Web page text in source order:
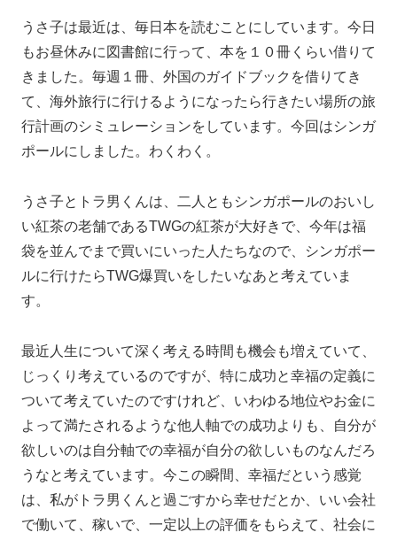
うさ子は最近は、毎日本を読むことにしています。今日
もお昼休みに図書館に行って、本を１０冊くらい借りて
きました。毎週１冊、外国のガイドブックを借りてき
て、海外旅行に行けるようになったら行きたい場所の旅
行計画のシミュレーションをしています。今回はシンガ
ポールにしました。わくわく。
うさ子とトラ男くんは、二人ともシンガポールのおいし
い紅茶の老舗であるTWGの紅茶が大好きで、今年は福
袋を並んでまで買いにいった人たちなので、シンガポー
ルに行けたらTWG爆買いをしたいなあと考えていま
す。
最近人生について深く考える時間も機会も増えていて、
じっくり考えているのですが、特に成功と幸福の定義に
ついて考えていたのですけれど、いわゆる地位やお金に
よって満たされるような他人軸での成功よりも、自分が
欲しいのは自分軸での幸福が自分の欲しいものなんだろ
うなと考えています。今この瞬間、幸福だという感覚
は、私がトラ男くんと過ごすから幸せだとか、いい会社
で働いて、稼いで、一定以上の評価をもらえて、社会に